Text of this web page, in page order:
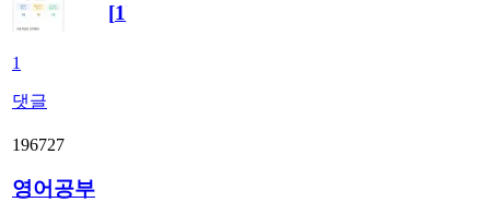
1
댓글
[1]
196727
영어공부